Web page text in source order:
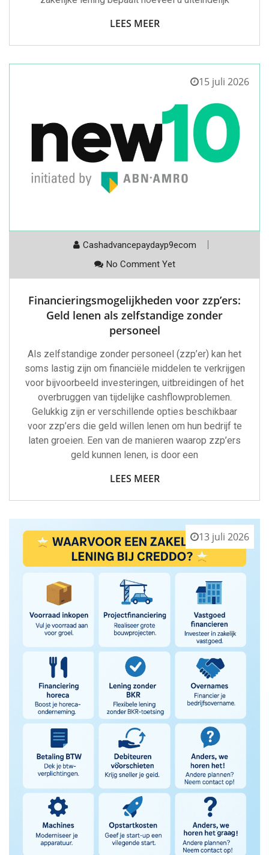
LEES MEER
15 juli 2026
Cashadvancepaydayp9ecom
No Comment Yet
Financieringsmogelijkheden voor zzp’ers:
Geld lenen als zelfstandige zonder
personeel
Als zelfstandige zonder personeel (zzp’er) kan het
soms lastig zijn om financiële middelen te verkrijgen
voor bijvoorbeeld investeringen, uitbreidingen of het
overbruggen van tijdelijke cashflowproblemen.
Gelukkig zijn er verschillende opties beschikbaar
voor zzp’ers die geld willen lenen om hun bedrijf te
laten groeien. Een van de manieren waarop zzp’ers
geld kunnen lenen, is door een
LEES MEER
13 juli 2026